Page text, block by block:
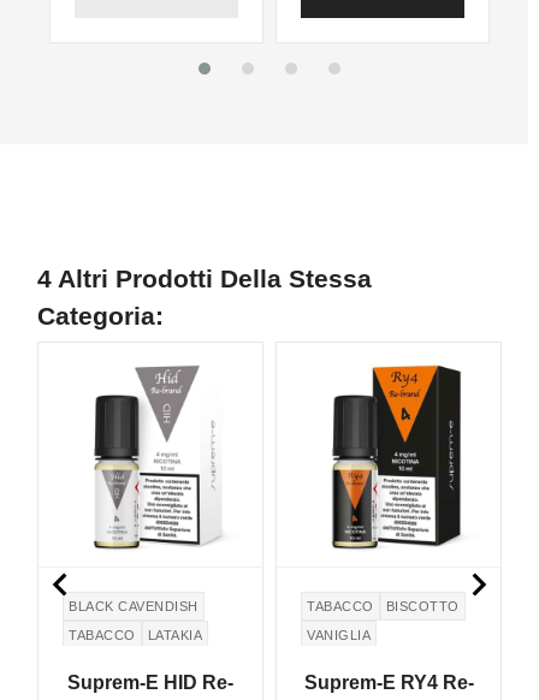
4 Altri Prodotti Della Stessa
Categoria:
BLACK CAVENDISH
TABACCO
LATAKIA
Suprem-E HID Re-
TABACCO
BISCOTTO
VANIGLIA
Suprem-E RY4 Re-
 